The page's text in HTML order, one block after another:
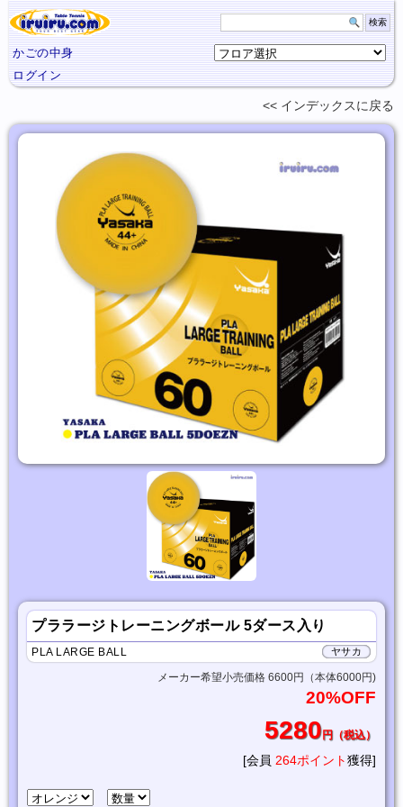
かごの中身
ログイン
インデックスに 戻る
プララージトレーニングボール 5ダース入り
ヤサカ
PLA LARGE BALL
メーカー希望小売価格 6600円（本体6000円)
20%OFF
5280円（税込）
[会員 264ポイント獲得]